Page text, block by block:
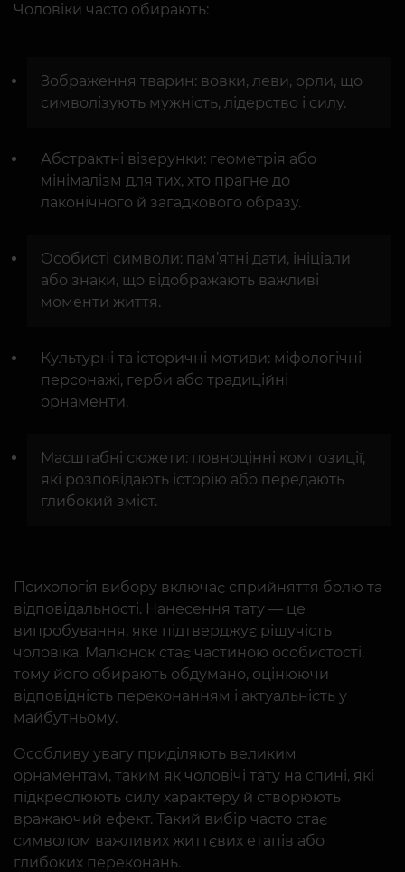
Чоловіки часто обирають:
Зображення тварин: вовки, леви, орли, що
символізують мужність, лідерство і силу.
Абстрактні візерунки: геометрія або
мінімалізм для тих, хто прагне до
лаконічного й загадкового образу.
Особисті символи: пам’ятні дати, ініціали
або знаки, що відображають важливі
моменти життя.
Культурні та історичні мотиви: міфологічні
персонажі, герби або традиційні
орнаменти.
Масштабні сюжети: повноцінні композиції,
які розповідають історію або передають
глибокий зміст.
Психологія вибору включає сприйняття болю та
відповідальності. Нанесення тату — це
випробування, яке підтверджує рішучість
чоловіка. Малюнок стає частиною особистості,
тому його обирають обдумано, оцінюючи
відповідність переконанням і актуальність у
майбутньому.
Особливу увагу приділяють великим
орнаментам, таким як чоловічі тату на спині, які
підкреслюють силу характеру й створюють
вражаючий ефект. Такий вибір часто стає
символом важливих життєвих етапів або
глибоких переконань.